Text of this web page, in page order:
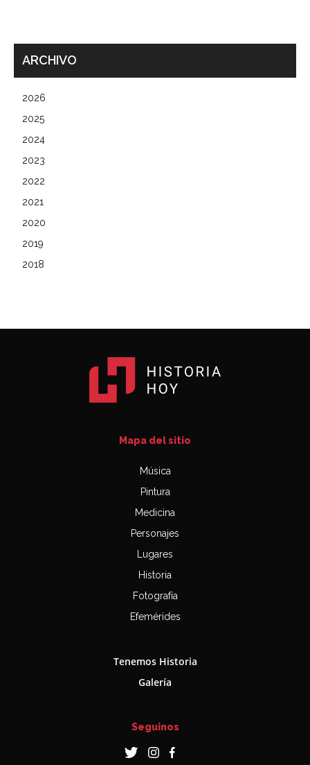
ARCHIVO
2026
2025
2024
2023
2022
2021
2020
2019
2018
Mapa del sitio
Música
Pintura
Medicina
Personajes
Lugares
Historia
Fotografía
Efemérides
Tenemos Historia
Galería
Seguinos